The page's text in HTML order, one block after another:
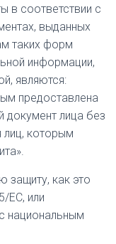
в соответствии с
выданных
таких форм
информации,
являются:
предоставлена
документ лица без
лиц, которым
защиту, как это
ЕС, или
национальным